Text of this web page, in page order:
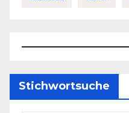
Stichwortsuche